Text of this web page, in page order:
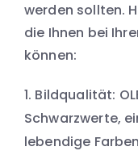
werden sollten.
die Ihnen bei
können:
Bildqualität:
Schwarzwerte,
lebendige